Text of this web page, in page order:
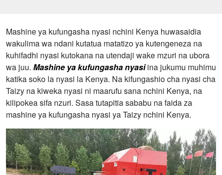
Mashine ya kufungasha nyasi nchini Kenya huwasaidia
wakulima wa ndani kutatua matatizo ya kutengeneza na
kuhifadhi nyasi kutokana na utendaji wake mzuri na ubora
wa juu. Mashine ya kufungasha nyasiina jukumu muhimu
katika soko la nyasi la Kenya. Na kifungashio cha nyasi cha
Taizy na kiweka nyasi ni maarufu sana nchini Kenya, na
kilipokea sifa nzuri. Sasa tutapitia sababu na faida za
mashine ya kufungasha nyasi ya Taizy nchini Kenya.